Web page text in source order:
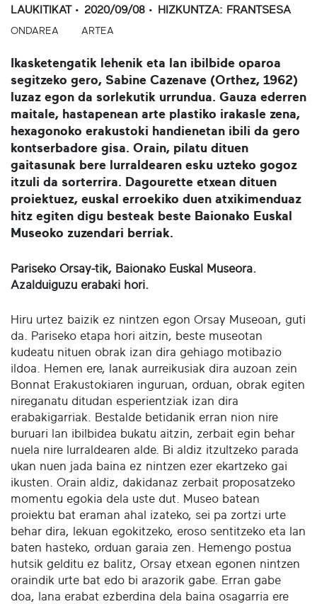
LAUKITIKAT 2020/09/08 HIZKUNTZA: FRANTSESA
ONDAREA ARTEA
Ikasketengatik lehenik eta lan ibilbide oparoa
segitzeko gero, Sabine Cazenave (Orthez, 1962)
luzaz egon da sorlekutik urrundua. Gauza ederren
maitale, hastapenean arte plastiko irakasle zena,
hexagonoko erakustoki handienetan ibili da gero
kontserbadore gisa. Orain, pilatu dituen
gaitasunak bere lurraldearen esku uzteko gogoz
itzuli da sorterrira. Dagourette etxean dituen
proiektuez, euskal erroekiko duen atxikimenduaz
hitz egiten digu besteak beste Baionako Euskal
Museoko zuzendari berriak.
Pariseko Orsay-tik, Baionako Euskal Museora.
Azalduiguzu erabaki hori.
Hiru urtez baizik ez nintzen egon Orsay Museoan, guti
da. Pariseko etapa hori aitzin, beste museotan
kudeatu nituen obrak izan dira gehiago motibazio
ildoa. Hemen ere, lanak aurreikusiak dira auzoan zein
Bonnat Erakustokiaren inguruan, orduan, obrak egiten
nireganatu ditudan esperientziak izan dira
erabakigarriak. Bestalde betidanik erran nion nire
buruari lan ibilbidea bukatu aitzin, zerbait egin behar
nuela nire lurraldearen alde. Bi aldiz itzultzeko parada
ukan nuen jada baina ez nintzen ezer ekartzeko gai
ikusten. Orain aldiz, dakidanaz zerbait proposatzeko
momentu egokia dela uste dut. Museo batean
proiektu bat eraman ahal izateko, sei pa zortzi urte
behar dira, lekuan egokitzeko, eroso sentitzeko eta lan
baten hasteko, orduan garaia zen. Hemengo postua
hutsik gelditu ez balitz, Orsay etxean egonen nintzen
oraindik urte bat edo bi arazorik gabe. Erran gabe
doa, lana erabat ezberdina dela baina osagarria ere